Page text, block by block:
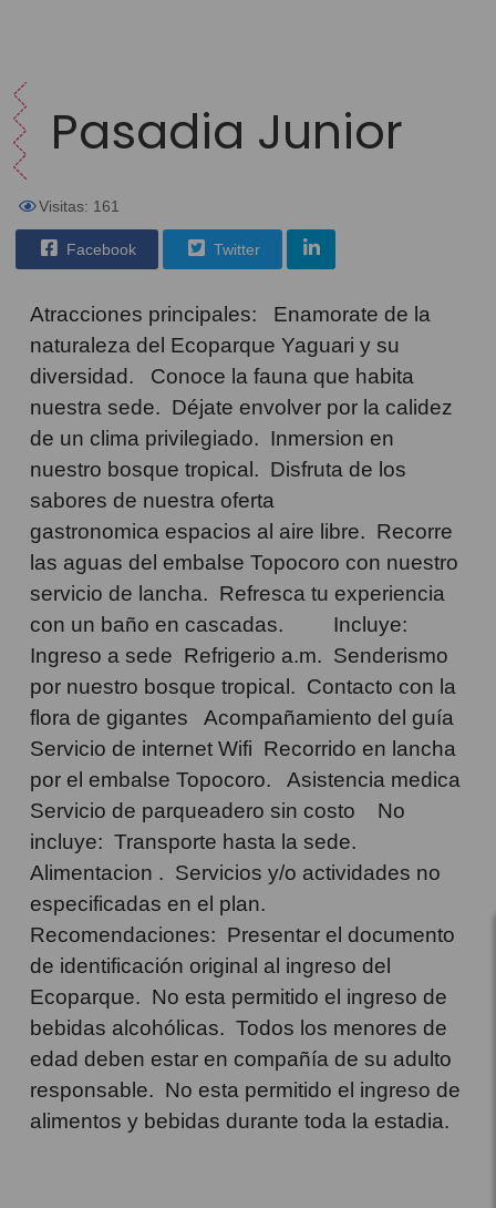
Pasadia Junior
Visitas: 161
Facebook Twitter
Atracciones principales: Enamorate de la
naturaleza del Ecoparque Yaguari y su
diversidad. Conoce la fauna que habita
nuestra sede. Déjate envolver por la calidez
de un clima privilegiado. Inmersion en
nuestro bosque tropical. Disfruta de los
sabores de nuestra oferta
gastronomica espacios al aire libre. Recorre
las aguas del embalse Topocoro con nuestro
servicio de lancha. Refresca tu experiencia
con un baño en cascadas. Incluye:
Ingreso a sede Refrigerio a.m. Senderismo
por nuestro bosque tropical. Contacto con la
flora de gigantes Acompañamiento del guía
Servicio de internet Wifi Recorrido en lancha
por el embalse Topocoro. Asistencia medica
Servicio de parqueadero sin costo No
incluye: Transporte hasta la sede.
Alimentacion . Servicios y/o actividades no
especificadas en el plan.
Recomendaciones: Presentar el documento
de identificación original al ingreso del
Ecoparque. No esta permitido el ingreso de
bebidas alcohólicas. Todos los menores de
edad deben estar en compañía de su adulto
responsable. No esta permitido el ingreso de
alimentos y bebidas durante toda la estadia.